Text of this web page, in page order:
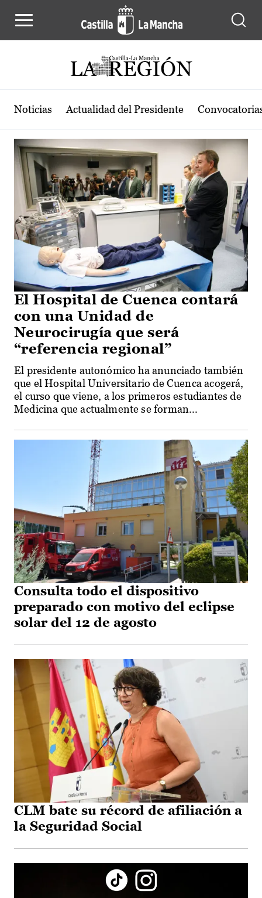
Actualidad de la región de Castilla-
Noticias Actualidad del Presidente
El Hospital de Cuenca contará
con una Unidad de
Neurocirugía que será
“referencia regional”
El presidente autonómico ha anunciado también
que el Hospital Universitario de Cuenca acogerá,
el curso que viene, a los primeros estudiantes de
Medicina que actualmente se forman...
Consulta todo el dispositivo
preparado con motivo del eclipse
solar del 12 de agosto
CLM bate su récord de afiliación a
la Seguridad Social